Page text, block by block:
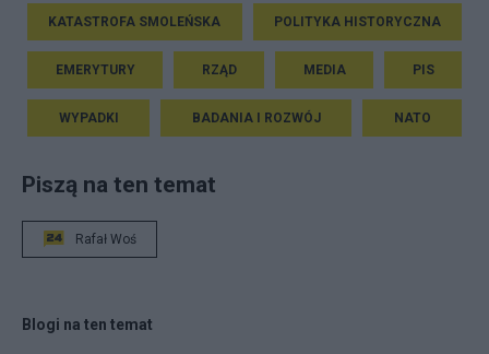
KATASTROFA SMOLEŃSKA POLITYKA HISTORYCZNA
EMERYTURY RZĄD MEDIA PIS
WYPADKI BADANIA I ROZWÓJ NATO
Piszą na ten temat
Rafał Woś
Blogi na ten temat